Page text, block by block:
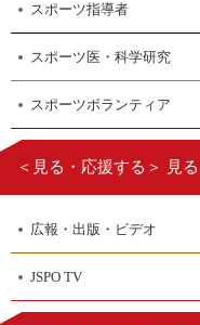
スポーツ指導者
スポーツ医・科学研究
スポーツボランティア
＜見る・応援する＞ 見
広報・出版・ビデオ
JSPO TV